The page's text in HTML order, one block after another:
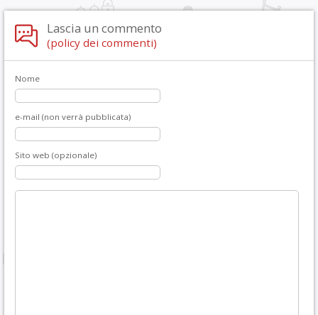
Lascia un commento
(policy dei commenti)
Nome
e-mail (non verrà pubblicata)
Sito web (opzionale)